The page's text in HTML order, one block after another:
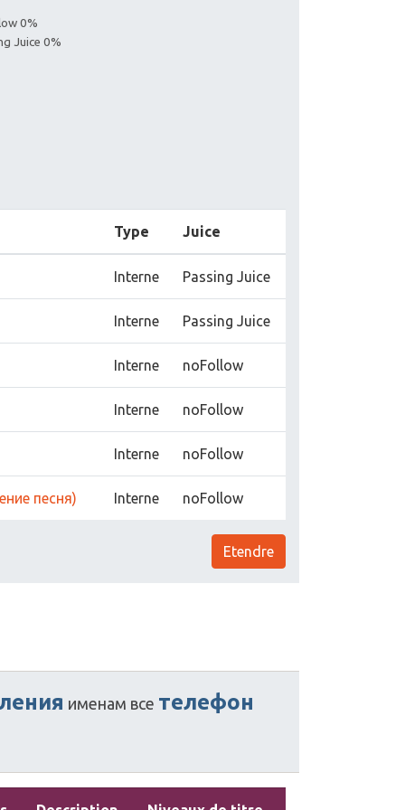
0%
Juice 0%
Type Juice
Interne Passing Juice
Interne Passing Juice
Interne noFollow
Interne noFollow
Interne noFollow
песня) Interne noFollow
Etendre
именам все телефон